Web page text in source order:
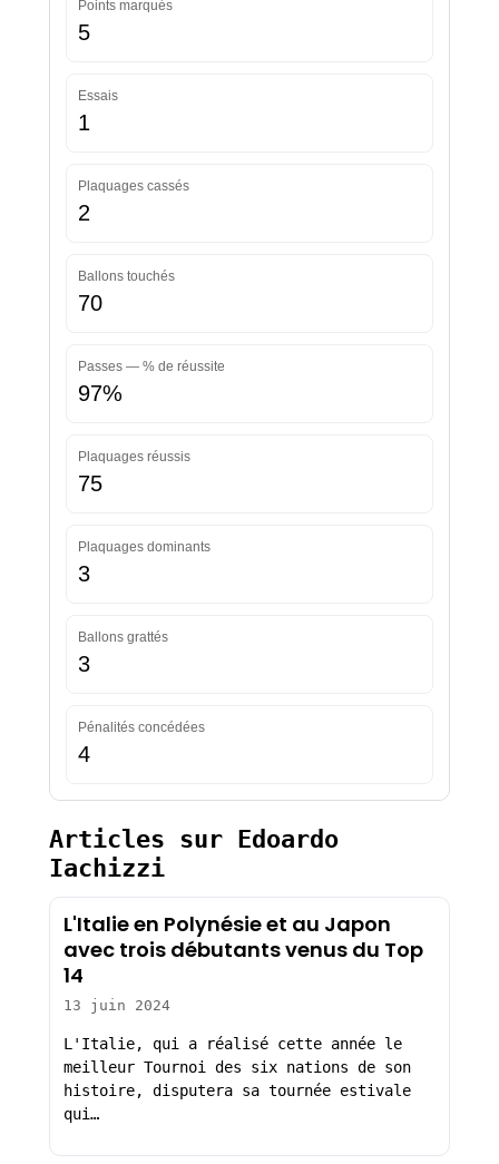
Points marqués
5
Essais
1
Plaquages cassés
2
Ballons touchés
70
Passes — % de réussite
97%
Plaquages réussis
75
Plaquages dominants
3
Ballons grattés
3
Pénalités concédées
4
Articles sur Edoardo
Iachizzi
L'Italie en Polynésie et au Japon
avec trois débutants venus du Top
14
13 juin 2024
L'Italie, qui a réalisé cette année le
meilleur Tournoi des six nations de son
histoire, disputera sa tournée estivale
qui…